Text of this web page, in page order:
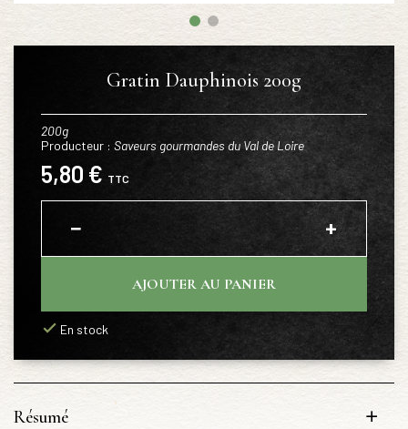
Gratin Dauphinois 200g
200g
Producteur : Saveurs gourmandes du Val de Loire
5,80 € TTC
− +
AJOUTER AU PANIER
En stock
Résumé